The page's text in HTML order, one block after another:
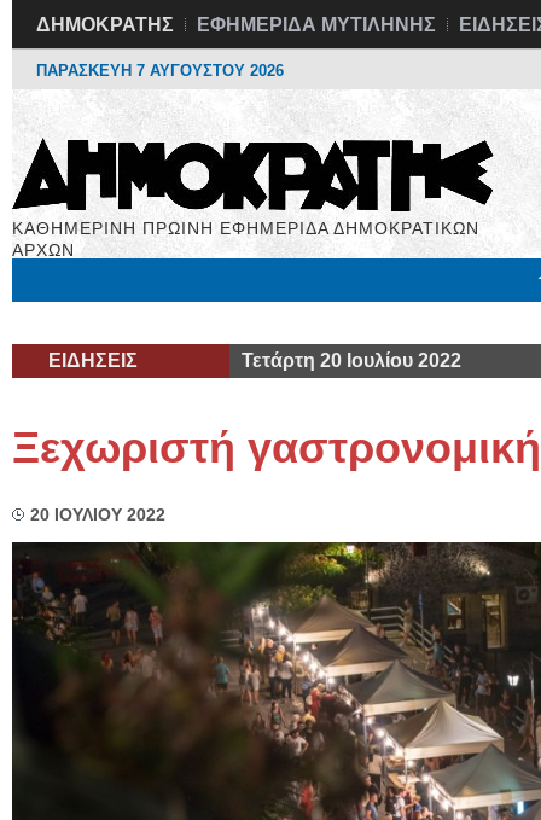
ΔΗΜΟΚΡΑΤΗΣ ΕΦΗΜΕΡΙΔΑ ΜΥΤΙΛΗΝΗΣ
ΠΑΡΑΣΚΕΥΗ 7 ΑΥΓΟΥΣΤΟΥ 2026
ΚΑΘΗΜΕΡΙΝΗ ΠΡΩΙΝΗ ΕΦΗΜΕΡΙΔΑ ΔΗΜΟΚΡΑΤΙΚΩΝ
ΑΡΧΩΝ
ΕΙΔΗΣΕΙΣ Τετάρτη 20 Ιουλίου 2022
Ξεχωριστή
20 ΙΟΥΛΙΟΥ 2022